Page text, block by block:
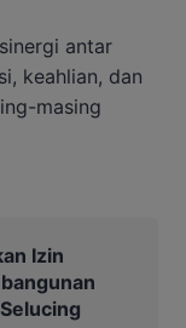
antar
keahlian, dan
masing
Izin